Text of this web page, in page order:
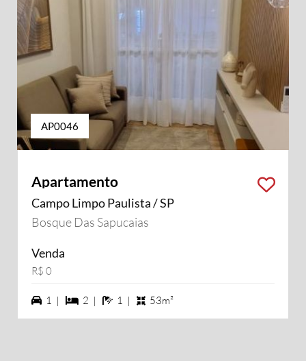
AP0046
Apartamento
Campo Limpo Paulista / SP
Bosque Das Sapucaias
Venda
R$ 0
1 vagas na garagem
1 | 2 dormiórios
2 | 1 banheiros
1 | 53m²